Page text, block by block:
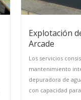
Explotación
Arcade
Los servicios
mantenimiento
depuradora de
con capacidad